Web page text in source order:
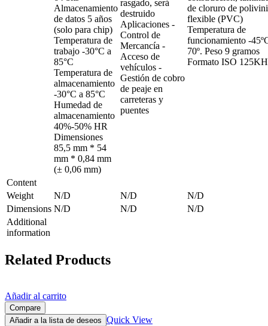
Almacenamiento
de datos 5 años
(solo para chip)
Temperatura de
trabajo -30°C a
85°C
Temperatura de
almacenamiento
-30°C a 85°C
Humedad de
almacenamiento
40%-50% HR
Dimensiones
85,5 mm * 54
mm * 0,84 mm
(± 0,06 mm)
rasgado, será
destruido
Aplicaciones -
Control de
Mercancía -
Acceso de
vehículos -
Gestión de cobro
de peaje en
carreteras y
puentes
de cloruro de
flexible (PVC)
Temperatura de
funcionamiento -
70º. Peso 9 gramos
Formato ISO
Content
Weight
N/D N/D
N/D
Dimensions N/D N/D
N/D
Additional
information
Related Products
Añadir al carrito
Compare
Añadir a la lista de deseos Quick View